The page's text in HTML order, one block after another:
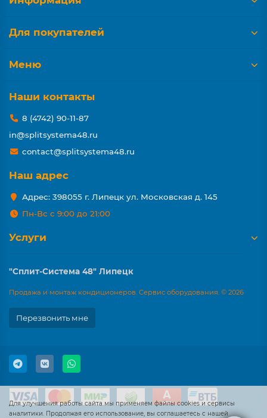
Для улучшения работы сайта мы применяем файлы cookies и сервисы
аналитики. Продолжая его использование, вы соглашаетесь с нашей
Для покупателей
Меню
Наши контакты
8 (4742) 90-11-87
in@splitsystema48.ru
contact@splitsystema48.ru
Наш адрес
Адрес: 398055 г. Липецк ул. Московская д. 145
Пн-Вс с 9:00 до 21:00
Услуги
"Сплит-Система 48" Липецк
Продажа и монтаж кондиционеров. Сервис оборудования. © 2026
Перезвонить мне